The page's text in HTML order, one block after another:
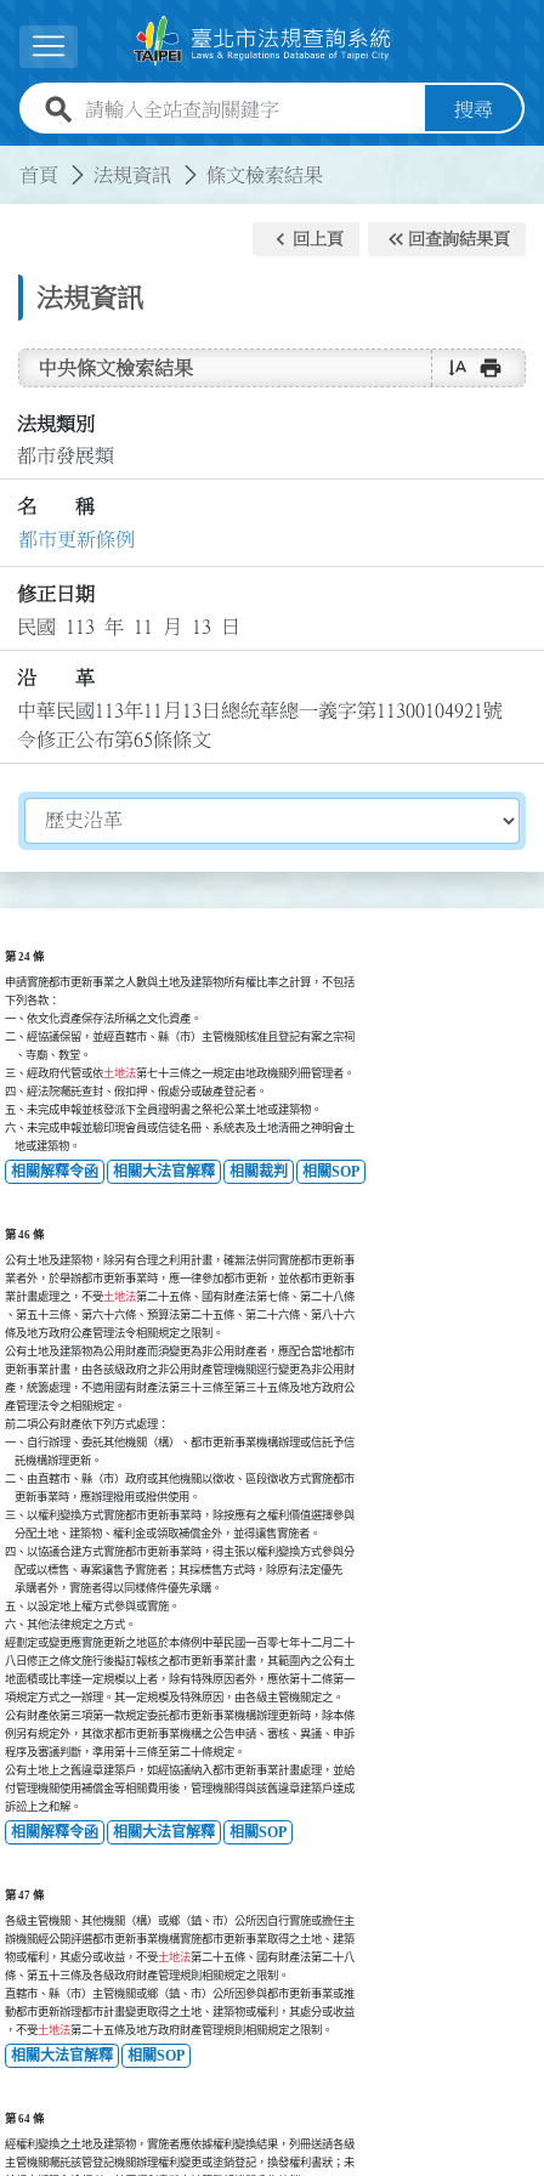
展開選單
全站查詢關鍵字欄位 搜尋
首頁 法規資訊 條文檢索結果
法規資訊
keyboard_arrow_left 回上頁 keyboard_double_arrow_left 回查詢結果頁
中央條文檢索結果 text_rotate_vertical print
法規類別
都市發展類
名 稱
都市更新條例
修正日期
民國 113 年 11 月 13 日
沿 革
中華民國113年11月13日總統華總一義字第11300104921號
令修正公布第65條條文
切換選擇法規資訊內容
第 24 條
申請實施都市更新事業之人數與土地及建築物所有權比率之計算，不包括
下列各款：
一、依文化資產保存法所稱之文化資產。
二、經協議保留，並經直轄市、縣（市）主管機關核准且登記有案之宗祠
    、寺廟、教堂。
三、經政府代管或依土地法第七十三條之一規定由地政機關列冊管理者。
四、經法院囑託查封、假扣押、假處分或破產登記者。
五、未完成申報並核發派下全員證明書之祭祀公業土地或建築物。
六、未完成申報並驗印現會員或信徒名冊、系統表及土地清冊之神明會土
    地或建築物。
相關解釋令函 相關大法官解釋 相關裁判 相關SOP
第 46 條
公有土地及建築物，除另有合理之利用計畫，確無法併同實施都市更新事
業者外，於舉辦都市更新事業時，應一律參加都市更新，並依都市更新事
業計畫處理之，不受土地法第二十五條、國有財產法第七條、第二十八條
、第五十三條、第六十六條、預算法第二十五條、第二十六條、第八十六
條及地方政府公產管理法令相關規定之限制。
公有土地及建築物為公用財產而須變更為非公用財產者，應配合當地都市
更新事業計畫，由各該級政府之非公用財產管理機關逕行變更為非公用財
產，統籌處理，不適用國有財產法第三十三條至第三十五條及地方政府公
產管理法令之相關規定。
前二項公有財產依下列方式處理：
一、自行辦理、委託其他機關（構）、都市更新事業機構辦理或信託予信
    託機構辦理更新。
二、由直轄市、縣（市）政府或其他機關以徵收、區段徵收方式實施都市
    更新事業時，應辦理撥用或撥供使用。
三、以權利變換方式實施都市更新事業時，除按應有之權利價值選擇參與
    分配土地、建築物、權利金或領取補償金外，並得讓售實施者。
四、以協議合建方式實施都市更新事業時，得主張以權利變換方式參與分
    配或以標售、專案讓售予實施者；其採標售方式時，除原有法定優先
    承購者外，實施者得以同樣條件優先承購。
五、以設定地上權方式參與或實施。
六、其他法律規定之方式。
經劃定或變更應實施更新之地區於本條例中華民國一百零七年十二月二十
八日修正之條文施行後擬訂報核之都市更新事業計畫，其範圍內之公有土
地面積或比率達一定規模以上者，除有特殊原因者外，應依第十二條第一
項規定方式之一辦理。其一定規模及特殊原因，由各級主管機關定之。
公有財產依第三項第一款規定委託都市更新事業機構辦理更新時，除本條
例另有規定外，其徵求都市更新事業機構之公告申請、審核、異議、申訴
程序及審議判斷，準用第十三條至第二十條規定。
公有土地上之舊違章建築戶，如經協議納入都市更新事業計畫處理，並給
付管理機關使用補償金等相關費用後，管理機關得與該舊違章建築戶達成
訴訟上之和解。
相關解釋令函 相關大法官解釋 相關SOP
第 47 條
各級主管機關、其他機關（構）或鄉（鎮、市）公所因自行實施或擔任主
辦機關經公開評選都市更新事業機構實施都市更新事業取得之土地、建築
物或權利，其處分或收益，不受土地法第二十五條、國有財產法第二十八
條、第五十三條及各級政府財產管理規則相關規定之限制。
直轄市、縣（市）主管機關或鄉（鎮、市）公所因參與都市更新事業或推
動都市更新辦理都市計畫變更取得之土地、建築物或權利，其處分或收益
，不受土地法第二十五條及地方政府財產管理規則相關規定之限制。
相關大法官解釋 相關SOP
第 64 條
經權利變換之土地及建築物，實施者應依據權利變換結果，列冊送請各級
主管機關囑託該管登記機關辦理權利變更或塗銷登記，換發權利書狀；未